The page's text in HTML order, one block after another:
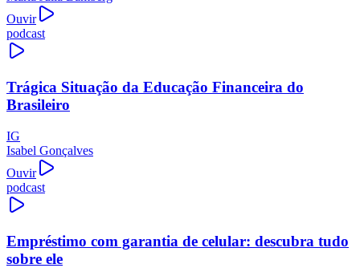
Ouvir
podcast
Trágica Situação da Educação Financeira do
Brasileiro
IG
Isabel Gonçalves
Ouvir
podcast
Empréstimo com garantia de celular: descubra tudo
sobre ele